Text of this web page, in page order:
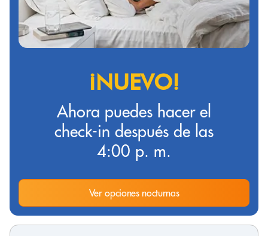
¡NUEVO!
Ahora puedes hacer el
check-in después de las
4:00 p. m.
Ver opciones nocturnas